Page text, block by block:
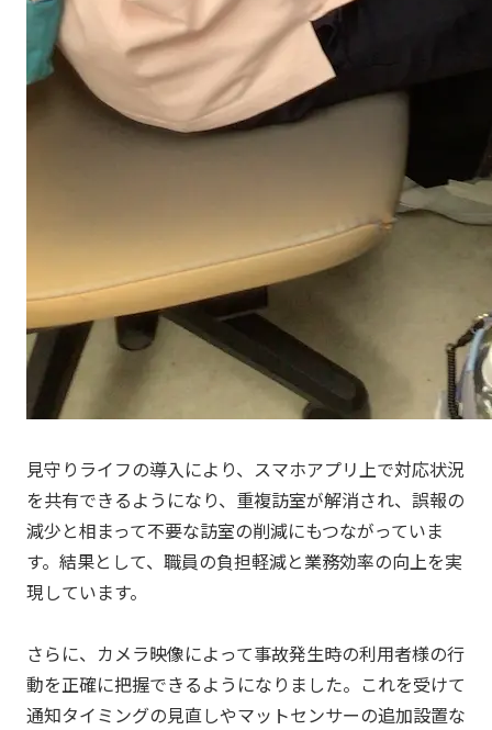
見守りライフの導入により、スマホアプリ上で対応状況
を共有できるようになり、重複訪室が解消され、誤報の
減少と相まって不要な訪室の削減にもつながっていま
す。結果として、職員の負担軽減と業務効率の向上を実
現しています。
さらに、カメラ映像によって事故発生時の利用者様の行
動を正確に把握できるようになりました。これを受けて
通知タイミングの見直しやマットセンサーの追加設置な